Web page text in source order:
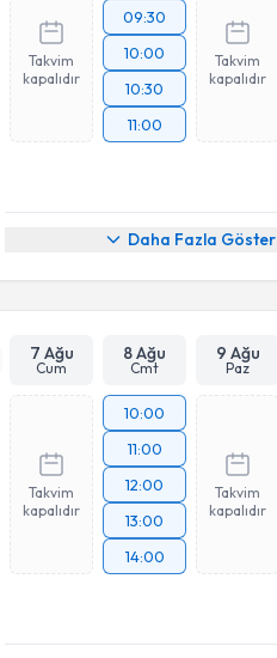
Takvim
kapalıdır
09:30
10:00
10:30
11:00
Takvim
kapalıdır
Daha Fazla Göster
7 Ağu
Cum
8 Ağu
Cmt
9 Ağu
Paz
Takvim
kapalıdır
10:00
11:00
12:00
13:00
14:00
Takvim
kapalıdır